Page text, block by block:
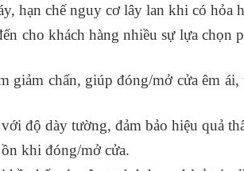
hạn chế nguy cơ lây lan khi có hỏa
cho khách hàng nhiều sự lựa
giảm chấn, giúp đóng/mở cửa êm ái,
độ dày tường, đảm bảo hiệu quả
khi đóng/mở cửa.